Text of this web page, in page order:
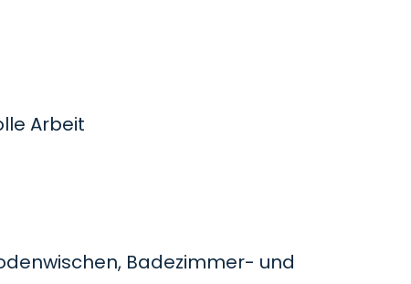
Arbeit
Badezimmer- und